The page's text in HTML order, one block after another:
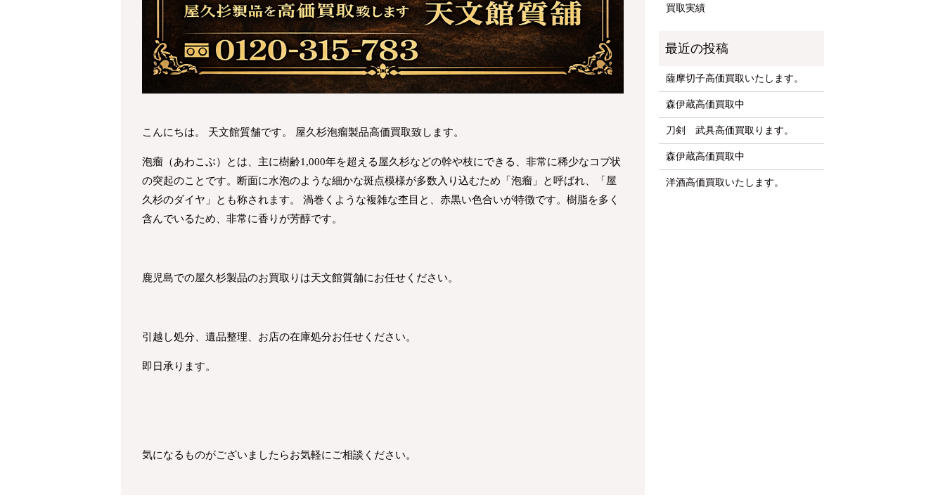
こんにちは。 天文館質舗です。 屋久杉泡瘤製品高価買取致します。
泡瘤（あわこぶ）とは、主に樹齢1,000年を超える屋久杉などの幹や枝にできる、非常に稀少なコブ状
の突起のことです。断面に水泡のような細かな斑点模様が多数入り込むため「泡瘤」と呼ばれ、「屋
久杉のダイヤ」とも称されます。 渦巻くような複雑な杢目と、赤黒い色合いが特徴です。樹脂を多く
含んでいるため、非常に香りが芳醇です。
鹿児島での屋久杉製品のお買取りは天文館質舗にお任せください。
引越し処分、遺品整理、お店の在庫処分お任せください。
即日承ります。
気になるものがございましたらお気軽にご相談ください。
買取実績
薩摩切子高価買取いたします。
森伊蔵高価買取中
刀剣 武具高価買取ります。
森伊蔵高価買取中
洋酒高価買取いたします。